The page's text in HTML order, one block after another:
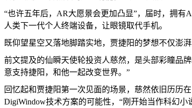
“也许五年后，AR大愿景会更加凸显”，届时，拥
人类下一代个人终端设备，让眼镜取代手机。
既仰望星空又落地脚踏实地，贾捷阳的梦想不仅澎
前文提及的仙瞬天使轮投资人慈然，是头部彩瞳品
意支持捷阳，和他一起改变世界。”
回忆起和贾捷阳第一次见面的场景，慈然依旧历历
DigiWindow技术方案的可能性，“刚开始当作科幻